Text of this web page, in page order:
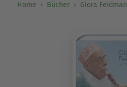
Home
Bücher Giora Feidman